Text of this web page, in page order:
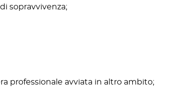
sopravvivenza;
professionale avviata in altro ambito;